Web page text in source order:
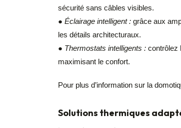
sécurité sans câbles visibles.
● Éclairage intelligent : grâce aux
les détails architecturaux.
● Thermostats intelligents : contrôlez
maximisant le confort.
Pour plus d’information sur la
Solutions thermiques